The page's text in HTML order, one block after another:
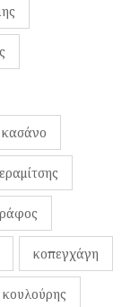
κασάνο
κοπεγχάγη
κουλούρης